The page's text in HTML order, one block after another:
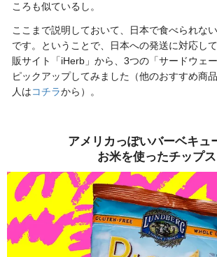
ころも似ているし。
ここまで説明しておいて、日本で食べられな
です。ということで、日本への発送に対応し
販サイト「iHerb」から、3つの「サードウェ
ピックアップしてみました（他のおすすめ商
人はコチラから）。
アメリカっぽいバーベキュ
お米を使ったチップス